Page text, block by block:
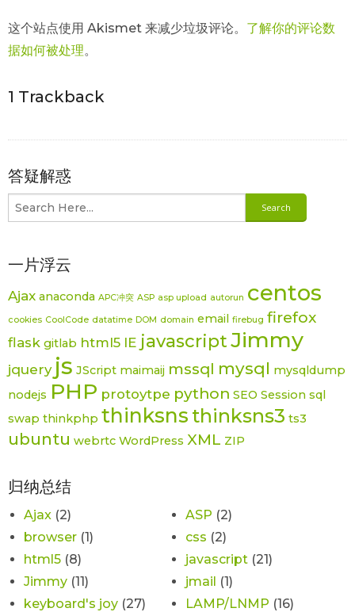
这个站点使用 Akismet 来减少垃圾评论。 了解你的评论数
据如何被处理。
1 Trackback
答疑解惑
一片浮云
Ajax anaconda APC冲突 ASP asp upload autorun centos
cookies CoolCode datatime DOM domain email firebug firefox
flask gitlab html5 IE javascriptJimmy
jquery js JScript maimaij mssql mysql mysqldump
nodejs PHP protoytpe python SEO Session sql
swap thinkphp thinksns thinksns3 ts3
ubuntu webrtc WordPress XML ZIP
归纳总结
Ajax (2) ASP (2)
browser (1) css (2)
html5 (8) javascript (21)
Jimmy (11) jmail (1)
keyboard's joy (27) LAMP/LNMP (16)